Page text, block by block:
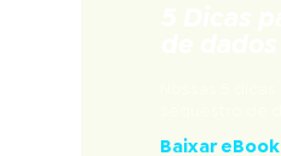
Baixar eBook